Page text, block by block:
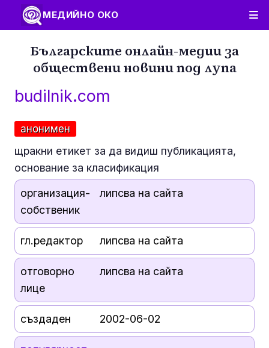
МЕДИЙНО ОКО
Българските онлайн-медии за
обществени новини под лупа
budilnik.com
анонимен
щракни етикет за да видиш публикацията,
основание за класификация
организация-
собственик
липсва на сайта
гл.редактор липсва на сайта
отговорно
лице
липсва на сайта
създаден 2002-06-02